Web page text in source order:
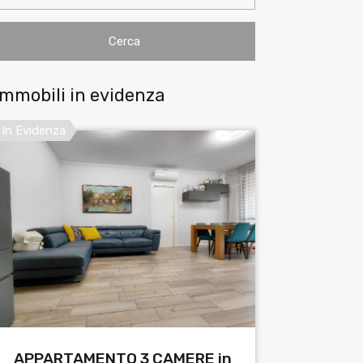
in evidenza
In Evidenza
APPARTAMENTO 3 CAMERE in